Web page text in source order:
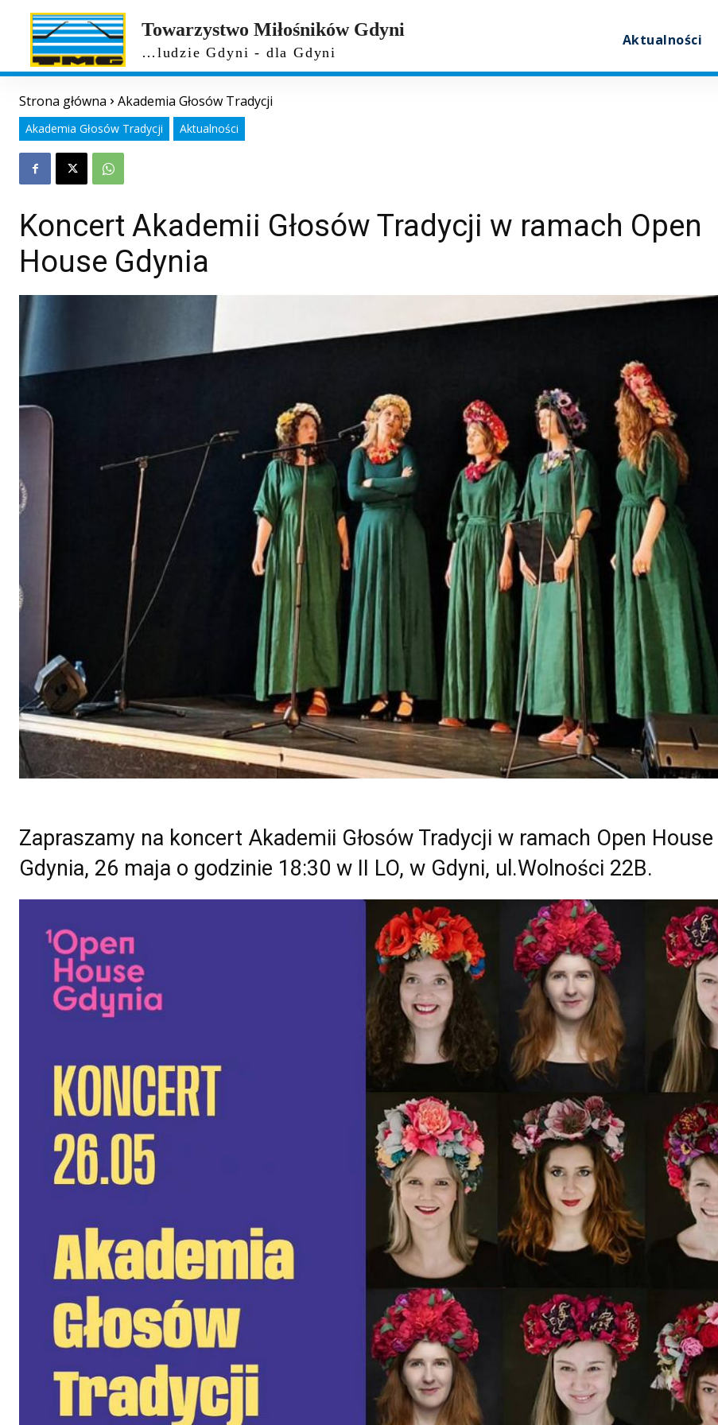
Towarzystwo Miłośników Gdyni
…ludzie Gdyni - dla Gdyni
Aktualności
Strona główna Akademia Głosów Tradycji
Akademia Głosów Tradycji Aktualności
Koncert Akademii Głosów Tradycji w ramach Open
House Gdynia
Zapraszamy na koncert Akademii Głosów Tradycji w ramach Open House
Gdynia, 26 maja o godzinie 18:30 w II LO, w Gdyni, ul.Wolności 22B.